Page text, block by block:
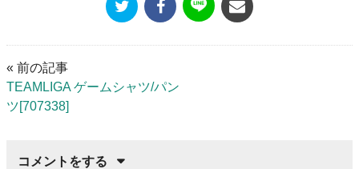
« 前の記事
TEAMLIGA ゲームシャツ/パン
ツ[707338]
コメントをする